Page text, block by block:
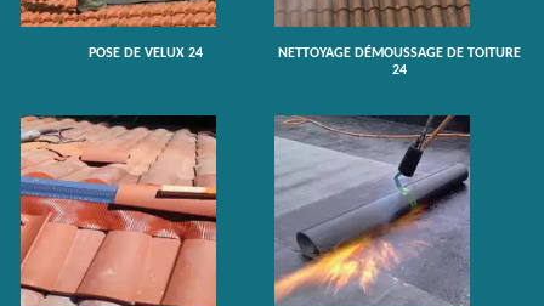
POSE DE VELUX 24
NETTOYAGE DÉMOUSSAGE DE TOITURE
24